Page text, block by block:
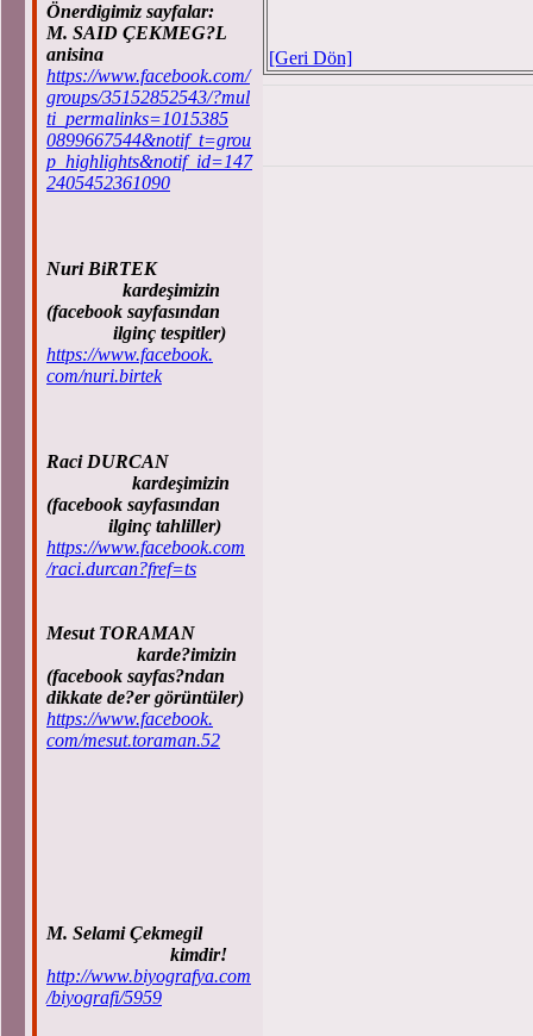
Önerdigimiz sayfalar:
M. SAID ÇEKMEG?L
anisina
https://www.facebook.com/
groups/35152852543/?mul
ti_permalinks=1015385
0899667544&notif_t=grou
p_highlights&notif_id=147
2405452361090
Nuri BiRTEK
kardeşimizin
(facebook sayfasından
ilginç tespitler)
https://www.facebook.
com/nuri.birtek
Raci DURCAN
kardeşimizin
(facebook sayfasından
ilginç tahliller)
https://www.facebook.com
/raci.durcan?fref=ts
Mesut TORAMAN
karde?imizin
(facebook sayfas?ndan
dikkate de?er görüntüler)
https://www.facebook.
com/mesut.toraman.52
M. Selami Çekmegil
kimdir!
http://www.biyografya.com
/biyografi/5959
[Geri Dön]